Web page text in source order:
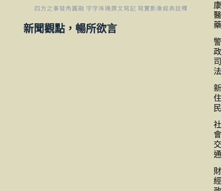
新聞觀點，暢所欲言
康
醫
藥
警
政
司
法
新
住
民
社
會
交
通
財
經